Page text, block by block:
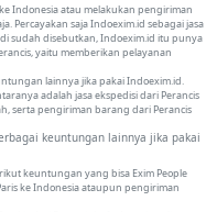
Indonesia atau melakukan pengiriman
Percayakan saja Indoexim.id sebagai jasa
sudah disebutkan, Indoexim.id itu punya
yaitu memberikan pelayanan
lainnya jika pakai Indoexim.id.
adalah jasa ekspedisi dari Perancis
serta pengiriman barang dari Perancis
keuntungan lainnya jika pakai
keuntungan yang bisa Exim People
ke Indonesia ataupun pengiriman